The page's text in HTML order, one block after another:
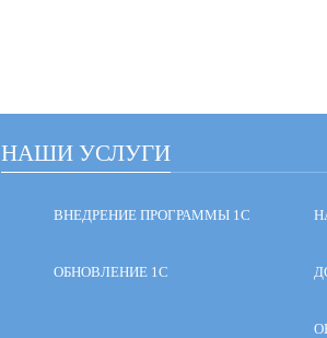
НАШИ УСЛУГИ
ВНЕДРЕНИЕ ПРОГРАММЫ 1С
ОБНОВЛЕНИЕ 1С